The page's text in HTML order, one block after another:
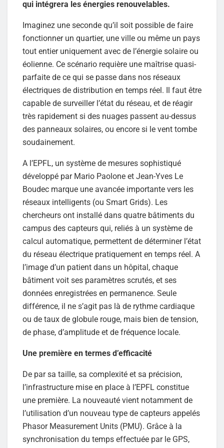
qui intégrera les énergies renouvelables.
Imaginez une seconde qu’il soit possible de faire
fonctionner un quartier, une ville ou même un pays
tout entier uniquement avec de l’énergie solaire ou
éolienne. Ce scénario requière une maîtrise quasi-
parfaite de ce qui se passe dans nos réseaux
électriques de distribution en temps réel. Il faut être
capable de surveiller l’état du réseau, et de réagir
très rapidement si des nuages passent au-dessus
des panneaux solaires, ou encore si le vent tombe
soudainement.
A l’EPFL, un système de mesures sophistiqué
développé par Mario Paolone et Jean-Yves Le
Boudec marque une avancée importante vers les
réseaux intelligents (ou Smart Grids). Les
chercheurs ont installé dans quatre bâtiments du
campus des capteurs qui, reliés à un système de
calcul automatique, permettent de déterminer l’état
du réseau électrique pratiquement en temps réel. A
l’image d’un patient dans un hôpital, chaque
bâtiment voit ses paramètres scrutés, et ses
données enregistrées en permanence. Seule
différence, il ne s’agit pas là de rythme cardiaque
ou de taux de globule rouge, mais bien de tension,
de phase, d’amplitude et de fréquence locale.
Une première en termes d’efficacité
De par sa taille, sa complexité et sa précision,
l’infrastructure mise en place à l’EPFL constitue
une première. La nouveauté vient notamment de
l’utilisation d’un nouveau type de capteurs appelés
Phasor Measurement Units (PMU). Grâce à la
synchronisation du temps effectuée par le GPS,